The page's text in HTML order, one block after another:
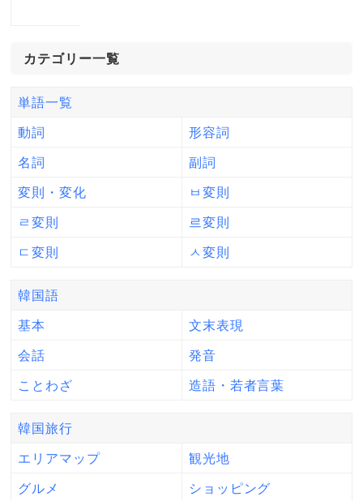
カテゴリー一覧
単語一覧
動詞 形容詞
名詞 副詞
変則・変化 ㅂ変則
ㄹ変則 르変則
ㄷ変則 ㅅ変則
韓国語
基本 文末表現
会話 発音
ことわざ 造語・若者言葉
韓国旅行
エリアマップ 観光地
グルメ ショッピング